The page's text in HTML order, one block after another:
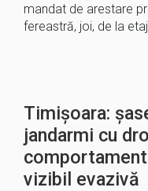
mandat de arestare
fereastră, joi, de la
Timișoara:
jandarmi cu
vizibil evazivă